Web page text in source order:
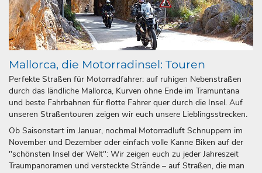
Mallorca, die Motorradinsel: Touren
Perfekte Straßen für Motorradfahrer: auf ruhigen Nebenstraßen
durch das ländliche Mallorca, Kurven ohne Ende im Tramuntana
und beste Fahrbahnen für flotte Fahrer quer durch die Insel. Auf
unseren Straßentouren zeigen wir euch unsere Lieblingsstrecken.
Ob Saisonstart im Januar, nochmal Motorradluft Schnuppern im
November und Dezember oder einfach volle Kanne Biken auf der
"schönsten Insel der Welt": Wir zeigen euch zu jeder Jahreszeit
Traumpanoramen und versteckte Strände – auf Straßen, die man